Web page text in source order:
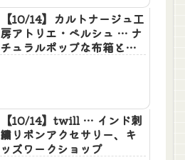
【10/14】カルトナージュ工
房アトリエ・ペルシュ … ナ
チュラルポップな布箱とマ
【10/14】twill … インド刺
繍リボンアクセサリー、キ
ッズワークショップ